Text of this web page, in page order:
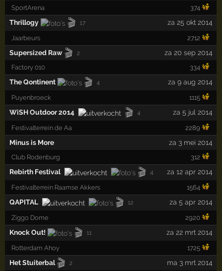
SportArena 374
Thrillogy 🎬 17 za 25 okt 2014
Jaarbeurs 2712
Supersized Raw 🎬 2 za 20 sep 2014
Factory 010 334
The Qontinent 🎬 4 za 9 aug 2014
Puyenbroeck 1115
WiSH Outdoor 2014 🎬 4 za 5 jul 2014
Festivalterrein de Aa 2289
Minus is More za 3 mei 2014
Club Rodenburg 312
Rebirth Festival 🎬 4 za 12 apr 2014
Festivalterrein Raamse Akkers 1564
QAPITAL 🎬 12 za 5 apr 2014
Ziggo Dome 2920
Knock Out! 🎬 11 za 22 mrt 2014
Rotterdam Ahoy 1725
Het Stuiterbal 🎬 2 ma 3 mrt 2014